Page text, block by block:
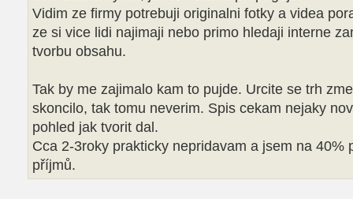
Vidim ze firmy potrebuji originalni fotky a videa
ze si vice lidi najimaji nebo primo hledaji interne
tvorbu obsahu.
Tak by me zajimalo kam to pujde. Urcite se trh
skoncilo, tak tomu neverim. Spis cekam nejaky
pohled jak tvorit dal.
Cca 2-3roky prakticky nepridavam a jsem na 40%
příjmů.